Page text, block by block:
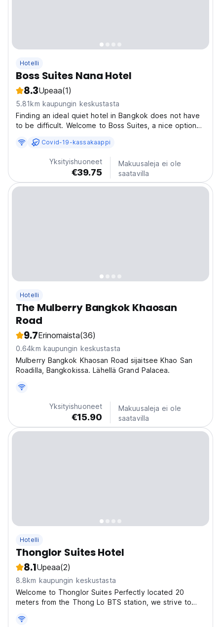
Hotelli
Boss Suites Nana Hotel
8.3Upeaa(1)
5.81km kaupungin keskustasta
Finding an ideal quiet hotel in Bangkok does not have
to be difficult. Welcome to Boss Suites, a nice option
offer a flat screen TV, a minibar, and a refrigerator, and
you can stay connected during...
Covid-19-kassakaappi
Yksityishuoneet
€39.75
Makuusaleja ei ole
saatavilla
Hotelli
The Mulberry Bangkok Khaosan
Road
9.7Erinomaista(36)
0.64km kaupungin keskustasta
Mulberry Bangkok Khaosan Road sijaitsee Khao San
Roadilla, Bangkokissa. Lähellä Grand Palacea.
Yksityishuoneet
€15.90
Makuusaleja ei ole
saatavilla
Hotelli
Thonglor Suites Hotel
8.1Upeaa(2)
8.8km kaupungin keskustasta
Welcome to Thonglor Suites Perfectly located 20
meters from the Thong Lo BTS station, we strive to
with our efficient modern rooms and exceptional